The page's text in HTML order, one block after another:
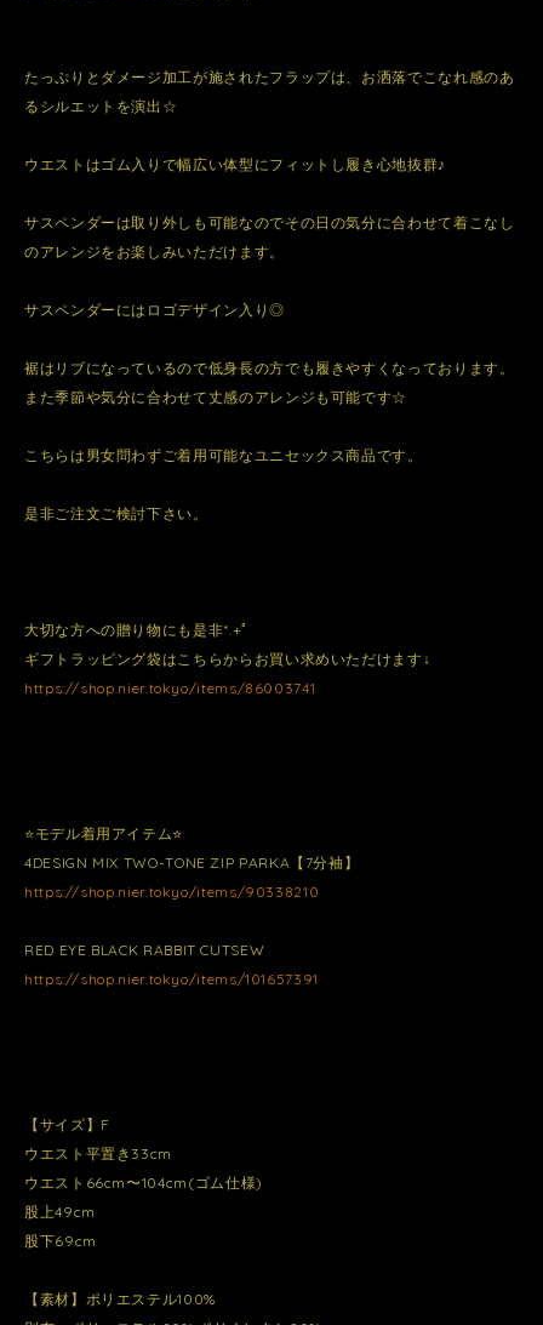
たっぷりとダメージ加工が施されたフラップは、お洒落でこなれ感のあ
るシルエットを演出☆
ウエストはゴム入りで幅広い体型にフィットし履き心地抜群♪
サスペンダーは取り外しも可能なのでその日の気分に合わせて着こなし
のアレンジをお楽しみいただけます。
サスペンダーにはロゴデザイン入り◎
裾はリブになっているので低身長の方でも履きやすくなっております。
また季節や気分に合わせて丈感のアレンジも可能です☆
こちらは男女問わずご着用可能なユニセックス商品です。
是非ご注文ご検討下さい。
大切な方への贈り物にも是非*.+ﾟ
ギフトラッピング袋はこちらからお買い求めいただけます↓
https://shop.nier.tokyo/items/86003741
⭐️モデル着用アイテム⭐️
4DESIGN MIX TWO-TONE ZIP PARKA【7分袖】
https://shop.nier.tokyo/items/90338210
RED EYE BLACK RABBIT CUTSEW
https://shop.nier.tokyo/items/101657391
【サイズ】F
ウエスト平置き33cm
ウエスト66cm〜104cm(ゴム仕様)
股上49cm
股下69cm
【素材】ポリエステル100%